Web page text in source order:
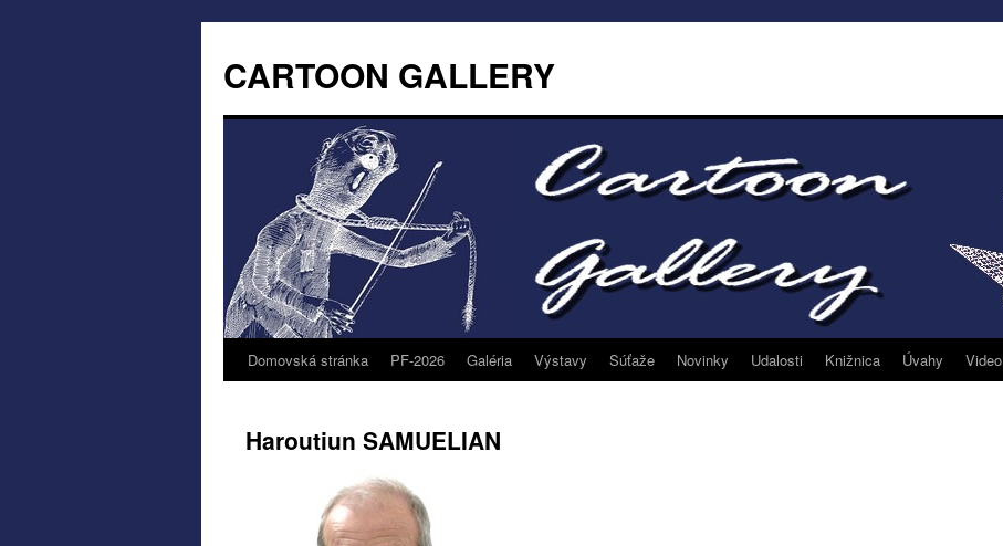
CARTOON GALLERY
Domovská stránka PF-2026 Galéria Výstavy Súťaže Novinky Udalosti Knižnica Úvahy Video
Haroutiun SAMUELIAN